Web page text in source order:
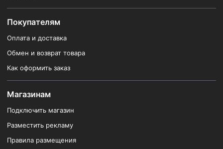
Покупателям
Оплата и доставка
Обмен и возврат товара
Как оформить заказ
Магазинам
Подключить магазин
Разместить рекламу
Правила размещения